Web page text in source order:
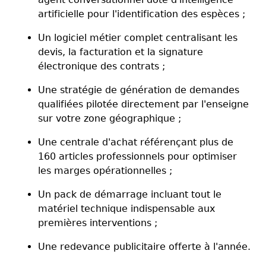
artificielle pour l'identification des espèces ;
Un logiciel métier complet centralisant les
devis, la facturation et la signature
électronique des contrats ;
Une stratégie de génération de demandes
qualifiées pilotée directement par l'enseigne
sur votre zone géographique ;
Une centrale d'achat référençant plus de
160 articles professionnels pour optimiser
les marges opérationnelles ;
Un pack de démarrage incluant tout le
matériel technique indispensable aux
premières interventions ;
Une redevance publicitaire offerte à l'année.